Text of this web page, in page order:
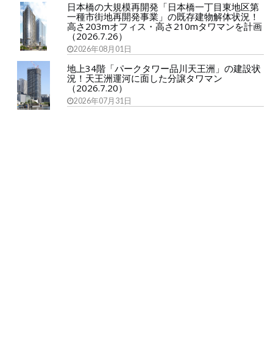
日本橋の大規模再開発「日本橋一丁目東地区第
一種市街地再開発事業」の既存建物解体状況！
高さ203mオフィス・高さ210mタワマンを計画
（2026.7.26）
2026年08月01日
地上34階「パークタワー品川天王洲」の建設状
況！天王洲運河に面した分譲タワマン
（2026.7.20）
2026年07月31日